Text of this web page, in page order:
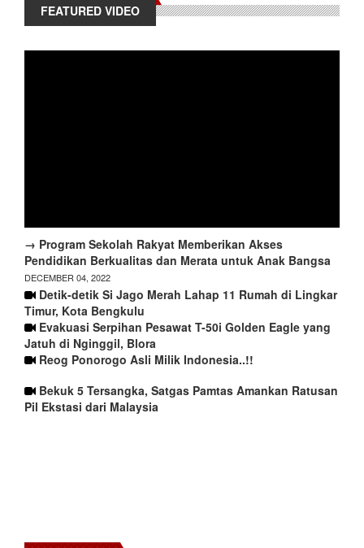
FEATURED VIDEO
→ Program Sekolah Rakyat Memberikan Akses
Pendidikan Berkualitas dan Merata untuk Anak Bangsa
DECEMBER 04, 2022
Detik-detik Si Jago Merah Lahap 11 Rumah di Lingkar
Timur, Kota Bengkulu
Evakuasi Serpihan Pesawat T-50i Golden Eagle yang
Jatuh di Nginggil, Blora
Reog Ponorogo Asli Milik Indonesia..!!
Bekuk 5 Tersangka, Satgas Pamtas Amankan Ratusan
Pil Ekstasi dari Malaysia